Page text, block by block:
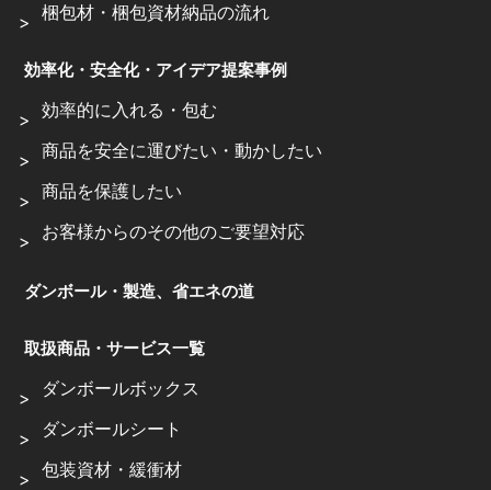
梱包材・梱包資材納品の流れ
効率化・安全化・アイデア提案事例
効率的に入れる・包む
商品を安全に運びたい・動かしたい
商品を保護したい
お客様からのその他のご要望対応
ダンボール・製造、省エネの道
取扱商品・サービス一覧
ダンボールボックス
ダンボールシート
包装資材・緩衝材